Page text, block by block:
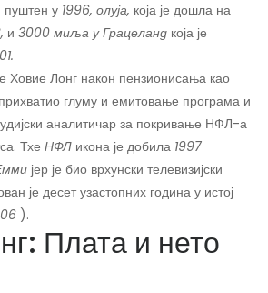
пуштен у 1996, олуја, која је дошла на
и 3000 миља у Грацеланд која је
Ховие Лонг након пензионисања као
глуму и емитовање програма и
аналитичар за покривање НФЛ-а
Тхе НФЛ икона је добила 1997
јер је био врхунски телевизијски
је десет узастопних година у истој
).
Плата и нето